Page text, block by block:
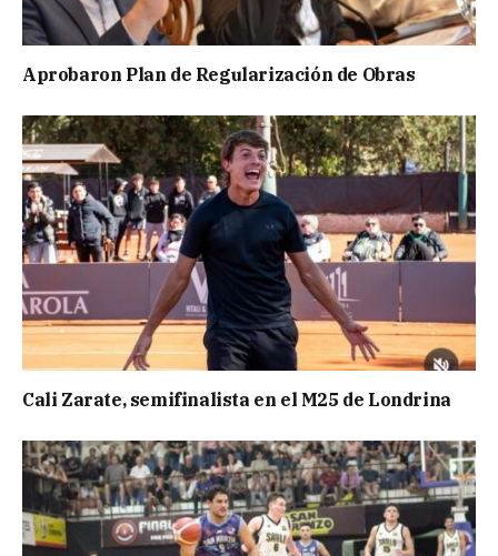
Aprobaron Plan de Regularización de Obras
Cali Zarate, semifinalista en el M25 de Londrina